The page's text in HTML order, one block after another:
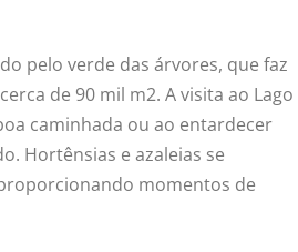
pelo verde das árvores, que faz
de 90 mil m2. A visita ao Lago
caminhada ou ao entardecer
Hortênsias e azaleias se
momentos de